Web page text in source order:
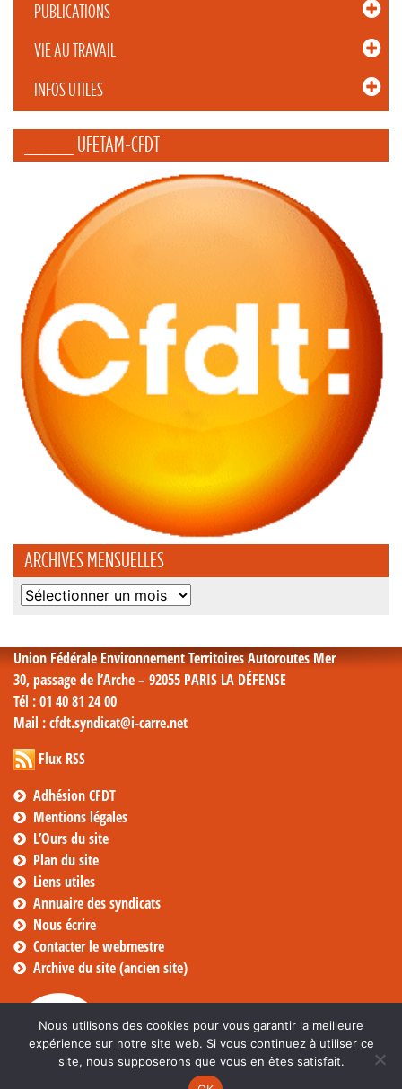
PUBLICATIONS
VIE AU TRAVAIL
INFOS UTILES
_____ UFETAM-CFDT
ARCHIVES MENSUELLES
Archives
Union Fédérale Environnement Territoires Autoroutes Mer
30, passage de l’Arche – 92055 PARIS LA DÉFENSE
Tél : 01 40 81 24 00
Mail : cfdt.syndicat@i-carre.net
Flux RSS
Adhésion CFDT
Mentions légales
L’Ours du site
Plan du site
Liens utiles
Annuaire des syndicats
Nous écrire
Contacter le webmestre
Archive du site (ancien site)
Nous utilisons des cookies pour vous garantir la meilleure
expérience sur notre site web. Si vous continuez à utiliser ce
site, nous supposerons que vous en êtes satisfait.